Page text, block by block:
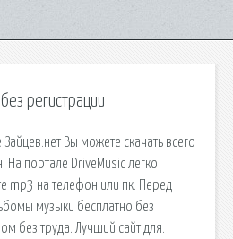
регистрации
Вы можете скачать всего
На портале DriveMusic легко
mp3 на телефон или пк. Перед
музыки бесплатно без
без труда. Лучший сайт для.